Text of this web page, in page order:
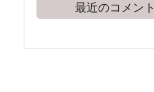
最近のコメント